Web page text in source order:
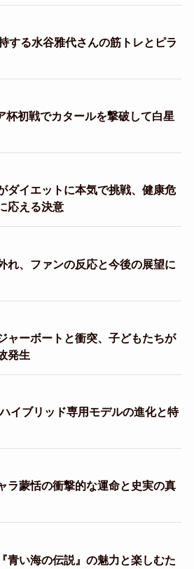
する水谷雅代さんの筋トレとピラ
杯初戦でカタールを撃破して白星
ダイエットに本気で挑戦、健康危
応える決意
れ、ファンの反応と今後の展望に
ャーボートと衝突、子どもたちが
発生
イブリッド専用モデルの進化と特
ラ蒙恬の衝撃的な運命と史実の真
青い海の伝説』の魅力と楽しむた